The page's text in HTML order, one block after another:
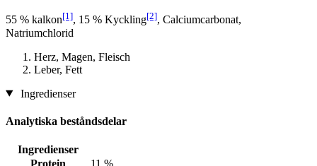
55 % kalkon[1], 15 % Kyckling[2], Calciumcarbonat,
Natriumchlorid
Herz, Magen, Fleisch
Leber, Fett
Ingredienser
Analytiska beståndsdelar
Ingredienser
Protein
11 %